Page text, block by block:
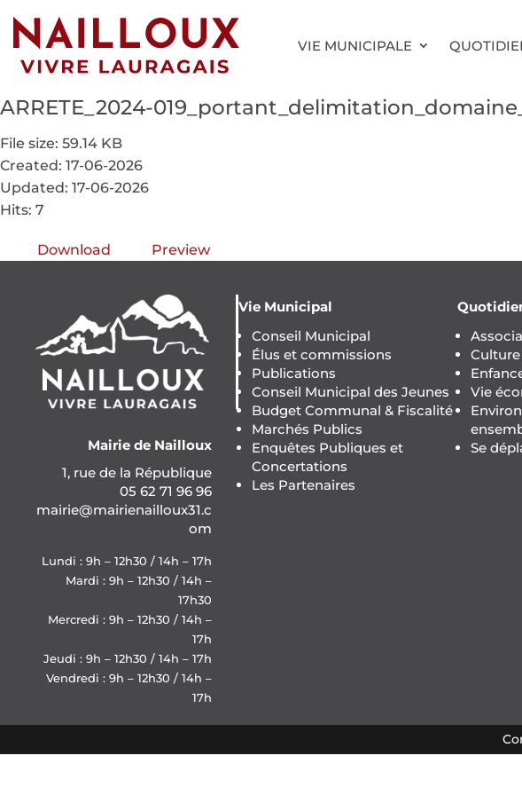
VIE MUNICIPALE
ARRETE_2024-
File size: 59.14 KB
Created: 17-06-2026
Updated: 17-06-2026
Hits: 7
Download Preview
Mairie de Nailloux
1, rue de la République
05 62 71 96 96
mairie@mairienailloux31.c
om
Lundi : 9h – 12h30 / 14h – 17h
Mardi : 9h – 12h30 / 14h –
17h30
Mercredi : 9h – 12h30 / 14h –
17h
Jeudi : 9h – 12h30 / 14h – 17h
Vendredi : 9h – 12h30 / 14h –
17h
Vie Municipal
Conseil Municipal
Élus et commissions
Publications
Conseil Municipal des Jeunes
Budget Communal & Fiscalité
Marchés Publics
Enquêtes Publiques et
Concertations
Les Partenaires
Culture
Vie
Se